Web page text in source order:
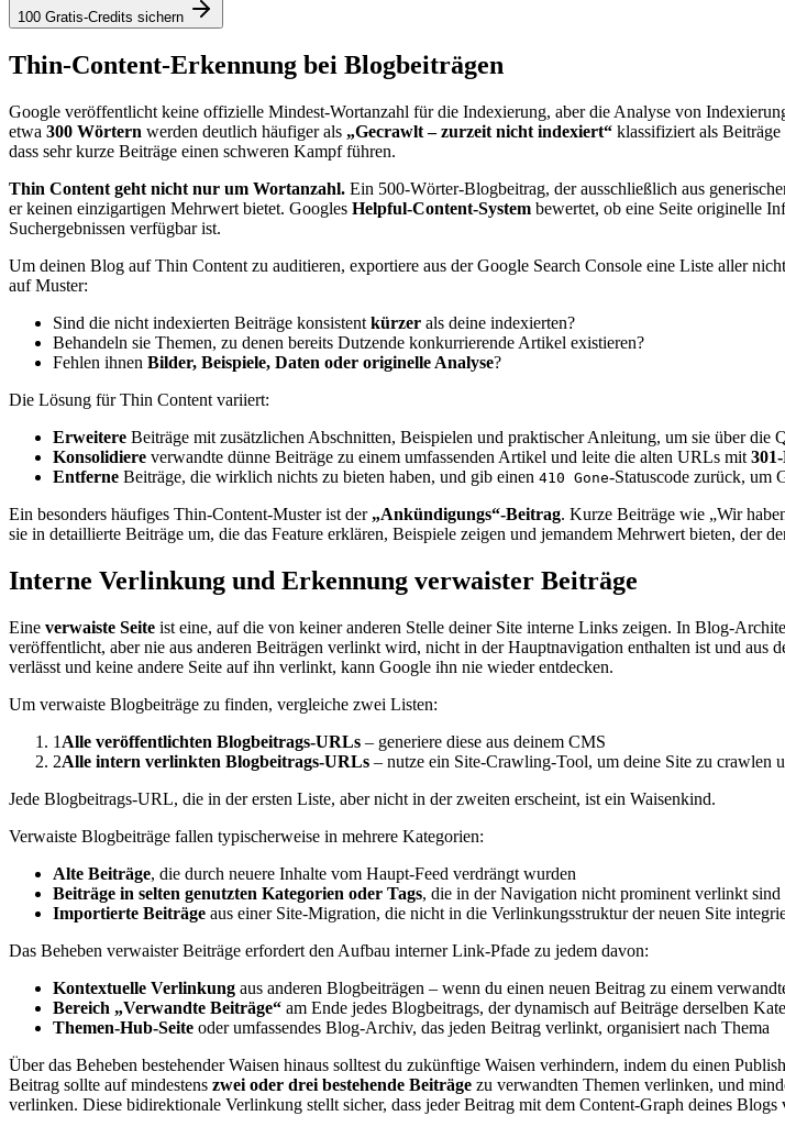
100 Gratis-Credits sichern
Thin-Content-Erkennung bei Blogbeiträgen
Google veröffentlicht keine offizielle Mindest-Wortanzahl für die Indexierung, aber die Analyse von
etwa 300 Wörtern werden deutlich häufiger als „Gecrawlt – zurzeit nicht indexiert“ klassifiziert als
dass sehr kurze Beiträge einen schweren Kampf führen.
Thin Content geht nicht nur um Wortanzahl. Ein 500-Wörter-Blogbeitrag, der ausschließlich aus
er keinen einzigartigen Mehrwert bietet. Googles Helpful-Content-System bewertet, ob eine Seite originelle
Suchergebnissen verfügbar ist.
Um deinen Blog auf Thin Content zu auditieren, exportiere aus der Google Search Console eine Liste aller
auf Muster:
Sind die nicht indexierten Beiträge konsistent kürzer als deine indexierten?
Behandeln sie Themen, zu denen bereits Dutzende konkurrierende Artikel existieren?
Fehlen ihnen Bilder, Beispiele, Daten oder originelle Analyse?
Die Lösung für Thin Content variiert:
Erweitere Beiträge mit zusätzlichen Abschnitten, Beispielen und praktischer Anleitung, um sie über die
Konsolidiere verwandte dünne Beiträge zu einem umfassenden Artikel und leite die alten URLs mit
Entferne Beiträge, die wirklich nichts zu bieten haben, und gib einen 410 Gone-Statuscode zurück, um
Ein besonders häufiges Thin-Content-Muster ist der „Ankündigungs“-Beitrag. Kurze Beiträge wie „Wir
sie in detaillierte Beiträge um, die das Feature erklären, Beispiele zeigen und jemandem Mehrwert bieten, der
Interne Verlinkung und Erkennung verwaister Beiträge
Eine verwaiste Seite ist eine, auf die von keiner anderen Stelle deiner Site interne Links zeigen. In Blog-
veröffentlicht, aber nie aus anderen Beiträgen verlinkt wird, nicht in der Hauptnavigation enthalten ist und aus
verlässt und keine andere Seite auf ihn verlinkt, kann Google ihn nie wieder entdecken.
Um verwaiste Blogbeiträge zu finden, vergleiche zwei Listen:
1 Alle veröffentlichten Blogbeitrags-URLs – generiere diese aus deinem CMS
2Alle intern verlinkten Blogbeitrags-URLs – nutze ein Site-Crawling-Tool, um deine Site zu crawlen
Jede Blogbeitrags-URL, die in der ersten Liste, aber nicht in der zweiten erscheint, ist ein Waisenkind.
Verwaiste Blogbeiträge fallen typischerweise in mehrere Kategorien:
Alte Beiträge, die durch neuere Inhalte vom Haupt-Feed verdrängt wurden
Beiträge in selten genutzten Kategorien oder Tags, die in der Navigation nicht prominent verlinkt sind
Importierte Beiträge aus einer Site-Migration, die nicht in die Verlinkungsstruktur der neuen Site
Das Beheben verwaister Beiträge erfordert den Aufbau interner Link-Pfade zu jedem davon:
Kontextuelle Verlinkung aus anderen Blogbeiträgen – wenn du einen neuen Beitrag zu einem
Bereich „Verwandte Beiträge“ am Ende jedes Blogbeitrags, der dynamisch auf Beiträge derselben
Themen-Hub-Seite oder umfassendes Blog-Archiv, das jeden Beitrag verlinkt, organisiert nach Thema
Über das Beheben bestehender Waisen hinaus solltest du zukünftige Waisen verhindern, indem du einen
Beitrag sollte auf mindestens zwei oder drei bestehende Beiträge zu verwandten Themen verlinken, und
verlinken. Diese bidirektionale Verlinkung stellt sicher, dass jeder Beitrag mit dem Content-Graph deines Blogs